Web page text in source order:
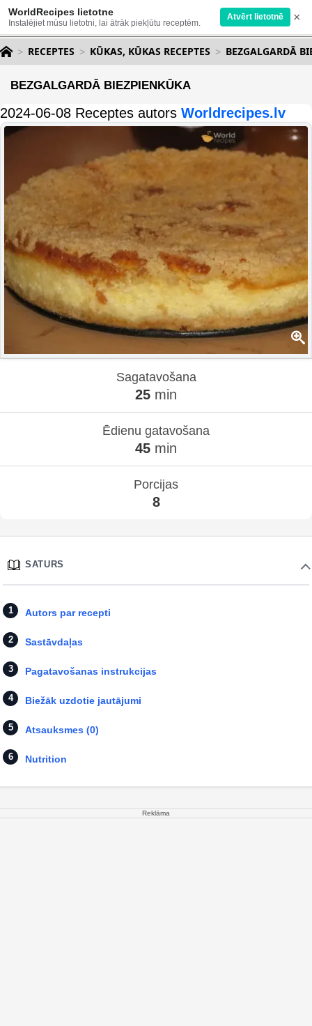
WorldRecipes lietotne
Instalējiet mūsu lietotni, lai ātrāk piekļūtu receptēm.
Atvērt lietotnē ×
RECEPTES KŪKAS, KŪKAS RECEPTES BEZGALGARDĀ
BEZGALGARDĀ BIEZPIENKŪKA
2024-06-08 Receptes autors Worldrecipes.lv
Sagatavošana
25 min
Ēdienu gatavošana
45 min
Porcijas
8
SATURS
Autors par recepti
Sastāvdaļas
Pagatavošanas instrukcijas
Biežāk uzdotie jautājumi
Atsauksmes (0)
Nutrition
Reklāma